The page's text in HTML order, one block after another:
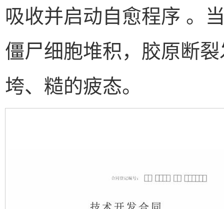
吸收并启动自愈程序 。
僵尸细胞堆积，胶原断
垮、糙的疲态。